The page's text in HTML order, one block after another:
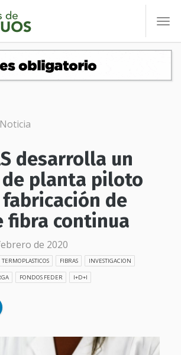
Noticia
desarrolla un
planta piloto
de
fibra continua
de 2020
TERMOPLASTICOS FIBRAS INVESTIGACION
FONDOS FEDER I+D+I